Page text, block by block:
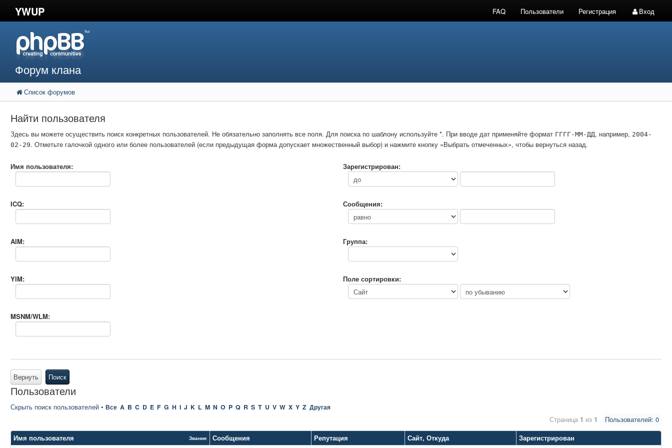
YWUP FAQ Пользователи Регистрация Вход
Форум клана
Список форумов
Найти пользователя
Здесь вы можете осуществить поиск конкретных пользователей. Не обязательно заполнять все поля. Для поиска по шаблону используйте *. При вводе дат применяйте формат ГГГГ-ММ-ДД, например, 2004-
02-29. Отметьте галочкой одного или более пользователей (если предыдущая форма допускает множественный выбор) и нажмите кнопку «Выбрать отмеченных», чтобы вернуться назад.
Имя пользователя:
ICQ:
AIM:
YIM:
MSNM/WLM:
Зарегистрирован:
Сообщения:
Группа:
Поле сортировки:
Вернуть Поиск
Пользователи
Скрыть поиск пользователей • Все A B C D E F G H I J K L M N O P Q R S T U V W X Y Z Другая
Пользователей: 0
Страница 1 из 1
Имя пользователя
Звание Сообщения Репутация Сайт, Откуда
Зарегистрирован